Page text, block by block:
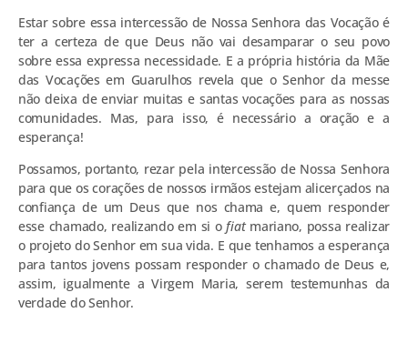
Estar sobre essa intercessão de Nossa Senhora das Vocação é
ter a certeza de que Deus não vai desamparar o seu povo
sobre essa expressa necessidade. E a própria história da Mãe
das Vocações em Guarulhos revela que o Senhor da messe
não deixa de enviar muitas e santas vocações para as nossas
comunidades. Mas, para isso, é necessário a oração e a
esperança!
Possamos, portanto, rezar pela intercessão de Nossa Senhora
para que os corações de nossos irmãos estejam alicerçados na
confiança de um Deus que nos chama e, quem responder
esse chamado, realizando em si ofiatmariano, possa realizar
o projeto do Senhor em sua vida. E que tenhamos a esperança
para tantos jovens possam responder o chamado de Deus e,
assim, igualmente a Virgem Maria, serem testemunhas da
verdade do Senhor.